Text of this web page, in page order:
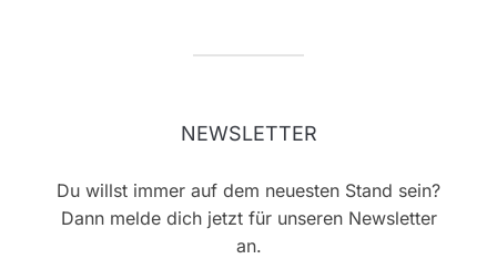
NEWSLETTER
Du willst immer auf dem neuesten Stand sein?
Dann melde dich jetzt für unseren Newsletter
an.